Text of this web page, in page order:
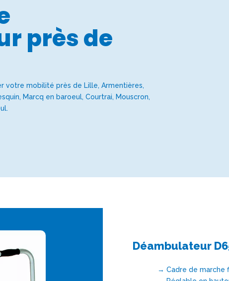
près de
votre mobilité près de Lille, Armentières,
Marcq en baroeul, Courtrai, Mouscron,
Déambulateur
→ Cadre de marche